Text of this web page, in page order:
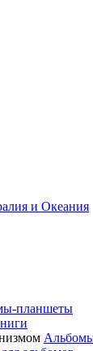
и Океания
планшеты